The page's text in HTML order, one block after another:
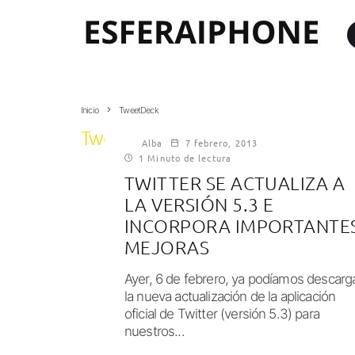
Inicio TweetDeck
TweetDeck
Alba
7 febrero, 2013
1 Minuto de lectura
TWITTER SE ACTUALIZA A
LA VERSIÓN 5.3 E
INCORPORA
MEJORAS
Ayer, 6 de febrero, ya podíamos
la nueva actualización de la aplicación
oficial de Twitter (versión 5.3) para
nuestros...